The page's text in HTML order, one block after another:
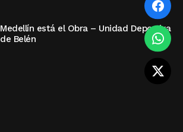
Medellín está el Obra – Unidad Deportiva
de Belén